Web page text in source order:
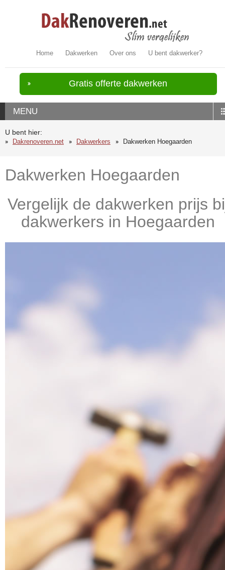
Home Dakwerken Over ons U bent dakwerker?
Gratis offerte dakwerken
MENU
U bent hier:
Dakrenoveren.net
Dakwerkers Dakwerken Hoegaarden
Dakwerken Hoegaarden
Vergelijk de dakwerken prijs
dakwerkers in Hoegaarden